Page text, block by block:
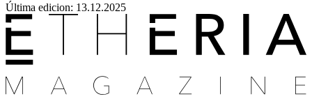
Última edicion: 13.12.2025